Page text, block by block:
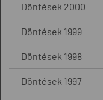
Döntések 2000
Döntések 1999
Döntések 1998
Döntések 1997